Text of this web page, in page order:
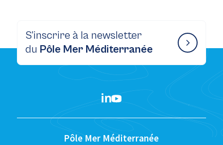
S’inscrire à la newsletter
du Pôle Mer Méditerranée
Pôle Mer Méditerranée